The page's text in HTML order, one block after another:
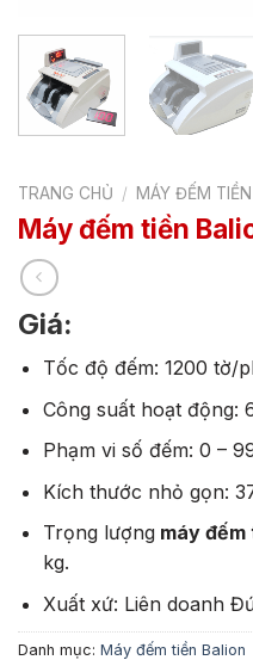
TRANG CHỦ / MÁY ĐẾM
Máy đếm tiền
Giá:
Tốc độ đếm: 1200 tờ/
Công suất hoạt động:
Phạm vi số đếm: 0 –
Kích thước nhỏ gọn:
Trọng lượngmáy đếm
kg.
Xuất xứ: Liên doanh
Danh mục: Máy đếm tiền Balion